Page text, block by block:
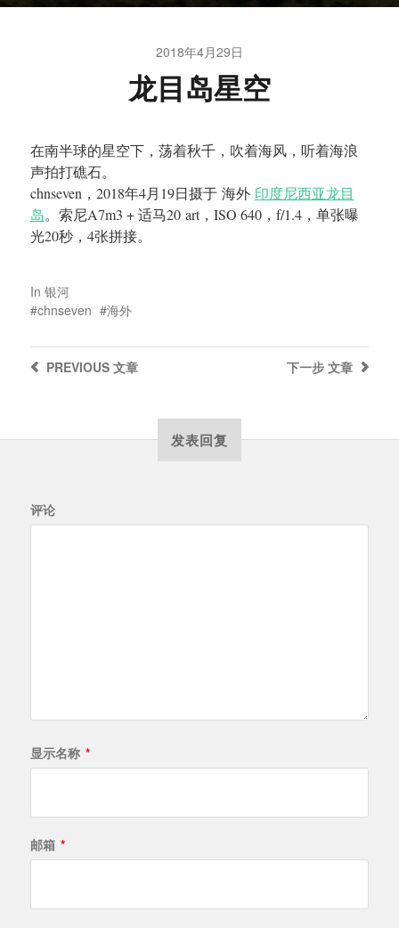
2018年4月29日
龙目岛星空
在南半球的星空下，荡着秋千，吹着海风，听着海浪
声拍打礁石。
chnseven，2018年4月19日摄于 海外 印度尼西亚龙目
岛。索尼A7m3 + 适马20 art，ISO 640，f/1.4，单张曝
光20秒，4张拼接。
In 银河
chnseven
海外
下一步 文章
PREVIOUS文章
发表回复
评论
显示名称 *
邮箱 *